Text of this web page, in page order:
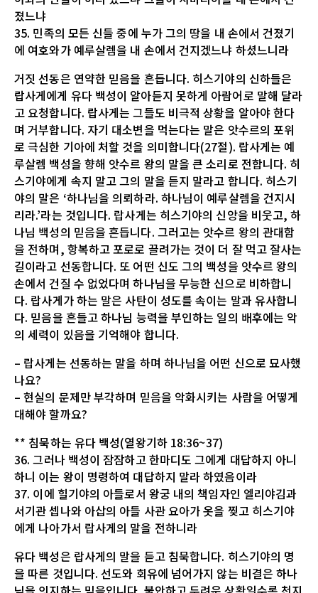
졌느냐
35. 민족의 모든 신들 중에 누가 그의 땅을 내 손에서 건졌기
에 여호와가 예루살렘을 내 손에서 건지겠느냐 하셨느니라
거짓 선동은 연약한 믿음을 흔듭니다. 히스기야의 신하들은
랍사게에게 유다 백성이 알아듣지 못하게 아람어로 말해 달라
고 요청합니다. 랍사게는 그들도 비극적 상황을 알아야 한다
며 거부합니다. 자기 대소변을 먹는다는 말은 앗수르의 포위
로 극심한 기아에 처할 것을 의미합니다(27절). 랍사게는 예
루살렘 백성을 향해 앗수르 왕의 말을 큰 소리로 전합니다. 히
스기야에게 속지 말고 그의 말을 듣지 말라고 합니다. 히스기
야의 말은 ‘하나님을 의뢰하라. 하나님이 예루살렘을 건지시
리라.’라는 것입니다. 랍사게는 히스기야의 신앙을 비웃고, 하
나님 백성의 믿음을 흔듭니다. 그러고는 앗수르 왕의 관대함
을 전하며, 항복하고 포로로 끌려가는 것이 더 잘 먹고 잘사는
길이라고 선동합니다. 또 어떤 신도 그의 백성을 앗수르 왕의
손에서 건질 수 없었다며 하나님을 무능한 신으로 비하합니
다. 랍사게가 하는 말은 사탄이 성도를 속이는 말과 유사합니
다. 믿음을 흔들고 하나님 능력을 부인하는 일의 배후에는 악
의 세력이 있음을 기억해야 합니다.
– 랍사게는 선동하는 말을 하며 하나님을 어떤 신으로 묘사했
나요?
– 현실의 문제만 부각하며 믿음을 악화시키는 사람을 어떻게
대해야 할까요?
** 침묵하는 유다 백성(열왕기하 18:36~37)
36. 그러나 백성이 잠잠하고 한마디도 그에게 대답하지 아니
하니 이는 왕이 명령하여 대답하지 말라 하였음이라
37. 이에 힐기야의 아들로서 왕궁 내의 책임자인 엘리야김과
서기관 셉나와 아삽의 아들 사관 요아가 옷을 찢고 히스기야
에게 나아가서 랍사게의 말을 전하니라
유다 백성은 랍사게의 말을 듣고 침묵합니다. 히스기야의 명
을 따른 것입니다. 선도와 회유에 넘어가지 않는 비결은 하나